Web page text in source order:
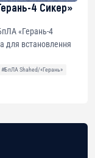
4 Сикер»
«Герань-4
для встановлення
#БпЛА Shahed/«Герань»